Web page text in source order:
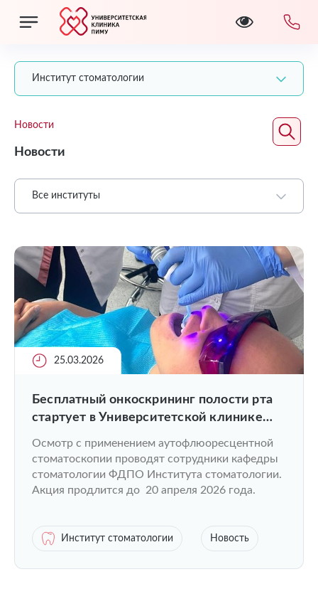
Институт стоматологии
Новости
Новости
Все институты
25.03.2026
Бесплатный онкоскрининг полости рта
стартует в Университетской клинике
Осмотр с применением аутофлюоресцентной
стоматоскопии проводят сотрудники кафедры
стоматологии ФДПО Института стоматологии.
Акция продлится до 20 апреля 2026 года.
Институт стоматологии Новость